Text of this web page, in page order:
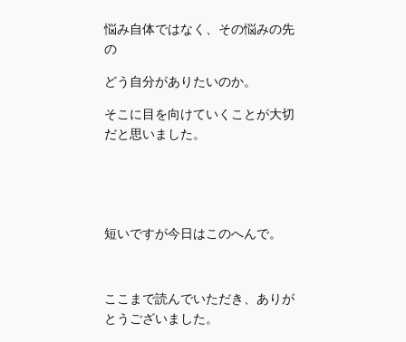
悩み自体ではなく、その悩みの先
の
どう自分がありたいのか。
そこに目を向けていくことが大切
だと思いました。
短いですが今日はこのへんで。
ここまで読んでいただき、ありが
とうございました。